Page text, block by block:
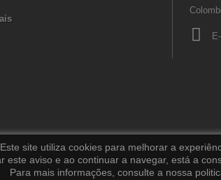
Este site utiliza cookies para melhorar a
este aviso e ao continuar a navegar, está a
Para mais informações, consulte a nossa